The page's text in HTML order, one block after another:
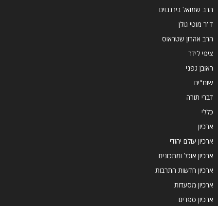
הרב שמואל בירנבוים
ד''ר מוטי גולן
הרב אהרון שטראוס
ציפי לידר
ראובן גפני
שות"ים
דברי תורה
כללי
ארכיון
ארכיון עולם יהודי
ארכיון אוכל ומתכונים
ארכיון חדשות התרבות
ארכיון מסעדות
ארכיון ספרים